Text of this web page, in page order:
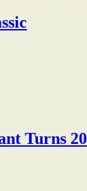
Turns 20